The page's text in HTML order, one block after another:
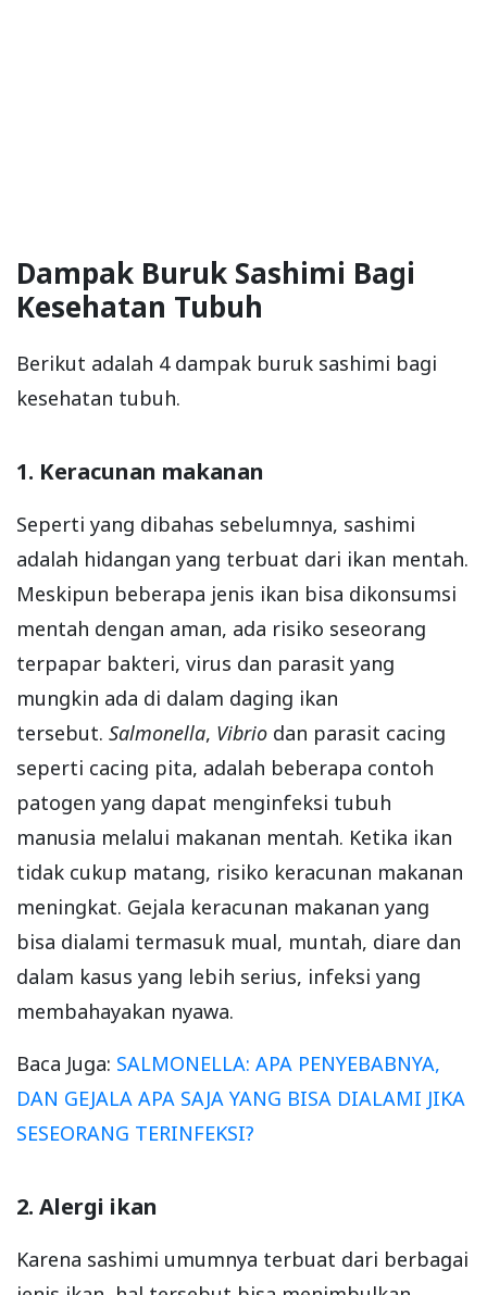
Dampak Buruk Sashimi Bagi
Kesehatan Tubuh
Berikut adalah 4 dampak buruk sashimi bagi
kesehatan tubuh.
1. Keracunan makanan
Seperti yang dibahas sebelumnya, sashimi
adalah hidangan yang terbuat dari ikan mentah.
Meskipun beberapa jenis ikan bisa dikonsumsi
mentah dengan aman, ada risiko seseorang
terpapar bakteri, virus dan parasit yang
mungkin ada di dalam daging ikan
tersebut. Salmonella, Vibrio dan parasit cacing
seperti cacing pita, adalah beberapa contoh
patogen yang dapat menginfeksi tubuh
manusia melalui makanan mentah. Ketika ikan
tidak cukup matang, risiko keracunan makanan
meningkat. Gejala keracunan makanan yang
bisa dialami termasuk mual, muntah, diare dan
dalam kasus yang lebih serius, infeksi yang
membahayakan nyawa.
Baca Juga: SALMONELLA: APA PENYEBABNYA,
DAN GEJALA APA SAJA YANG BISA DIALAMI JIKA
SESEORANG TERINFEKSI?
2. Alergi ikan
Karena sashimi umumnya terbuat dari berbagai